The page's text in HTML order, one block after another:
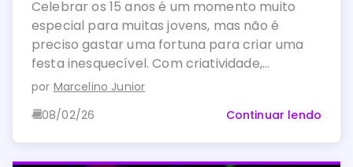
Celebrar os 15 anos é um momento muito
especial para muitas jovens, mas não é
preciso gastar uma fortuna para criar uma
festa inesquecível. Com criatividade,
organização e planejamento, é possível
com um orçamento reduzido.
por Marcelino Junior
08/02/26
Continuar lendo